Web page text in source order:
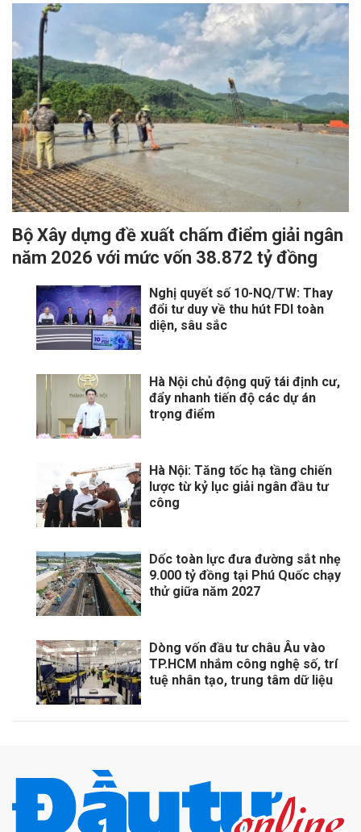
Bộ Xây dựng đề xuất chấm điểm giải ngân
năm 2026 với mức vốn 38.872 tỷ đồng
Nghị quyết số 10-NQ/TW: Thay
đổi tư duy về thu hút FDI toàn
diện, sâu sắc
Hà Nội chủ động quỹ tái định cư,
đẩy nhanh tiến độ các dự án
trọng điểm
Hà Nội: Tăng tốc hạ tầng chiến
lược từ kỷ lục giải ngân đầu tư
công
Dốc toàn lực đưa đường sắt nhẹ
9.000 tỷ đồng tại Phú Quốc chạy
thử giữa năm 2027
Dòng vốn đầu tư châu Âu vào
TP.HCM nhắm công nghệ số, trí
tuệ nhân tạo, trung tâm dữ liệu